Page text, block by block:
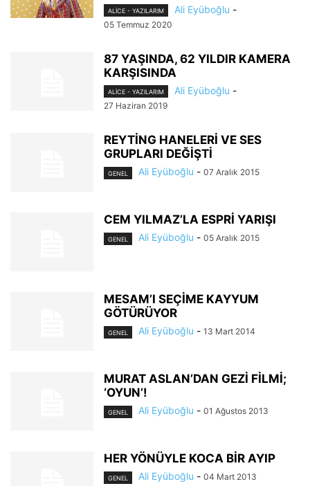
ALİCE - YAZILARIM Ali Eyüboğlu -
05 Temmuz 2020
87 YAŞINDA, 62 YILDIR KAMERA
KARŞISINDA
ALİCE - YAZILARIM Ali Eyüboğlu -
27 Haziran 2019
REYTİNG HANELERİ VE SES
GRUPLARI DEĞİŞTİ
GENEL Ali Eyüboğlu - 07 Aralık 2015
CEM YILMAZ’LA ESPRİ YARIŞI
GENEL Ali Eyüboğlu - 05 Aralık 2015
MESAM’I SEÇİME KAYYUM
GÖTÜRÜYOR
GENEL Ali Eyüboğlu - 13 Mart 2014
MURAT ASLAN’DAN GEZİ FİLMİ;
‘OYUN’!
GENEL Ali Eyüboğlu - 01 Ağustos 2013
HER YÖNÜYLE KOCA BİR AYIP
GENEL Ali Eyüboğlu - 04 Mart 2013